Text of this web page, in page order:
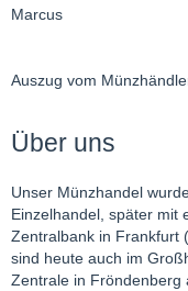
Marcus
Auszug vom
Über uns
Unser Münzhandel
Einzelhandel, später mit
Zentralbank in Frankfurt
sind heute auch im
Zentrale in Fröndenberg